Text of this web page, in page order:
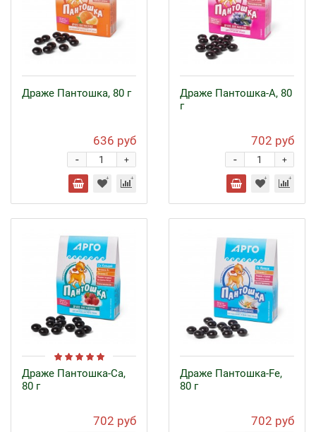
Драже Пантошка, 80 г
636 руб
+
-
Драже Пантошка-A, 80
г
702 руб
+
-
Драже Пантошка-Ca,
80 г
702 руб
Драже Пантошка-Fe,
80 г
702 руб